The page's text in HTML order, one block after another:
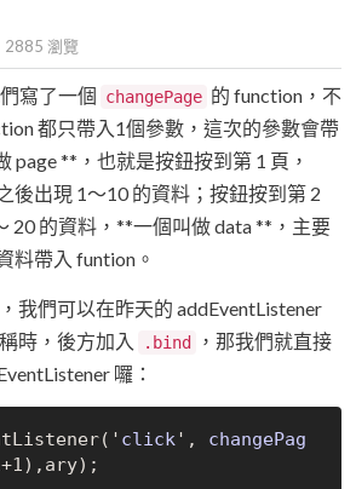
2885 瀏覽
寫了一個 changePage 的 function，不
都只帶入1個參數，這次的參數會帶
page **，也就是按鈕按到第 1 頁，
後出現 1～10 的資料；按鈕按到第 2
20 的資料，**一個叫做 data **，主要
料帶入 funtion。
我們可以在昨天的 addEventListener
時，後方加入
.bind
，那我們就直接
囉：
click', changePag
+1)